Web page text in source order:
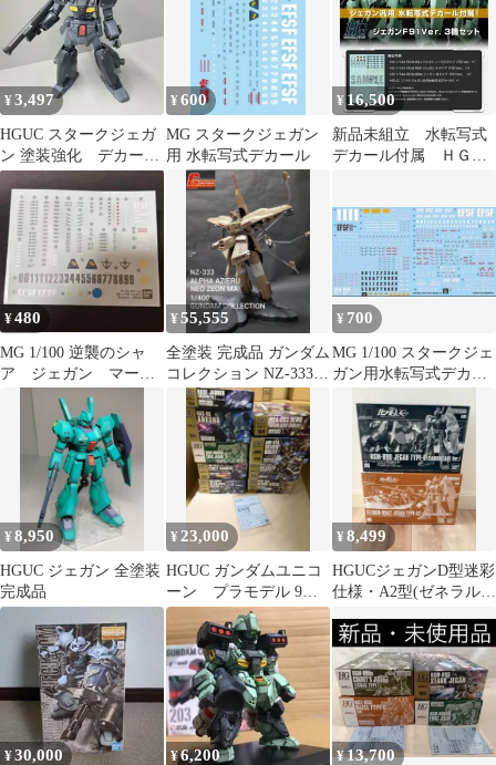
¥3,497
HGUC スタークジェガ
ン 塗装強化 デカール
追加
¥600
MG スタークジェガン
用 水転写式デカール
¥ 16,500
新品未組立 水転写式
デカール付属 ＨＧジ
¥480
MG 1/100 逆襲のシャ
ア ジェガン マーキ
ングシール ガンプラ
ジャンク品
¥55,555
全塗装 完成品 ガンダム
コレクション NZ-333 α
アジール 1/400
¥ 700
MG 1/100 スタークジェ
ガン用水転写式デカー
¥8,950
HGUC ジェガン 全塗装
完成品
¥23,000
HGUC ガンダムユニコ
ーン プラモデル 9種
セット+ジェガン水転写
デカール
¥8,499
HGUCジェガンD型迷彩
仕様・A2型(ゼネラルレ
セット
¥30,000 ¥6,200 ¥13,700